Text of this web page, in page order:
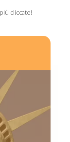
cliccate!